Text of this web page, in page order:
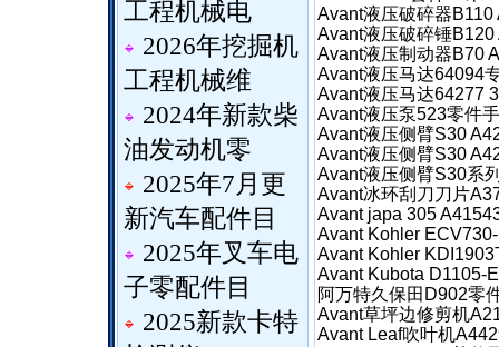
工程机械电
2026年挖掘机
工程机械维
2024年新款柴
油发动机零
2025年7月更
新汽车配件目
2025年叉车电
子零配件目
2025新款卡特
Avant液压破碎器
Avant液压破碎锤
Avant液压制动器B70
Avant液压马达64094
Avant液压马达64277
Avant液压泵523零件
Avant液压侧臂S30
Avant液压侧臂S30
Avant液压侧臂S30系
Avant冰环刮刀刀片
Avant japa 305
Avant Kohler
Avant Kohler
Avant Kubota D1105-
阿万特久保田D902零
Avant草坪边修剪机
Avant Leaf吹叶机